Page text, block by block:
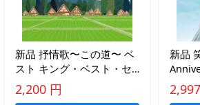
新品 抒情歌〜この道〜 ベ
スト キング・ベスト・セ
レクト・ライブラリー
2025 / オムニバス(CD)
2,200 円
新品
け